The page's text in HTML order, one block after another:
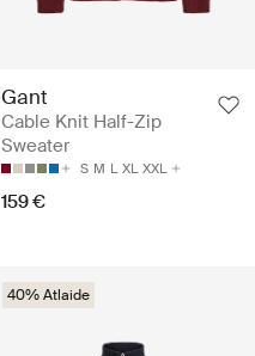
Gant
Cable Knit Half-Zip
Sweater
S M L XL XXL
159 €
40% Atlaide